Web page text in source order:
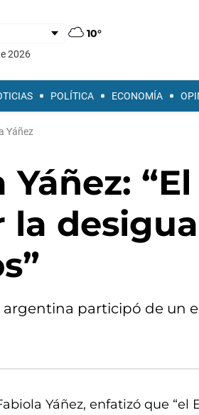
10°
2026
POLÍTICA ECONOMÍA
Yáñez
Yáñez:
la
argentina participó de un
Yáñez, enfatizó que “el